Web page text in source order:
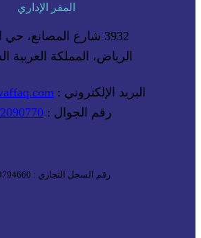
المقر الإداري
3932 شارع المصانع، حي الحمراء
الرياض، المملكة العربية
البريد الإلكتروني :
رقم الجوال :
رقم السجل التجاري : 1010794660